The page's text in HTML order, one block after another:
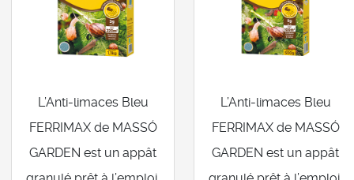
L’Anti-limaces Bleu
FERRIMAX de MASSÓ
GARDEN est un appât
L’Anti-limaces Bleu
FERRIMAX de MASSÓ
GARDEN est un appât